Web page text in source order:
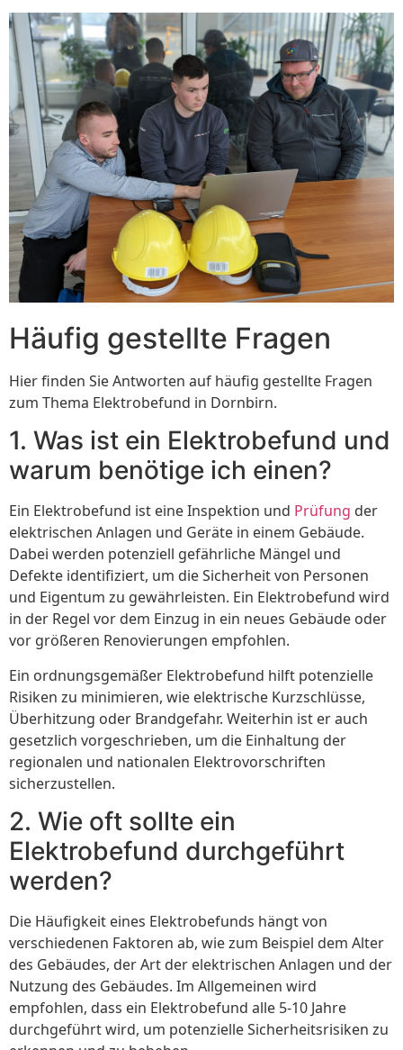
Häufig gestellte Fragen
Hier finden Sie Antworten auf häufig gestellte Fragen
zum Thema Elektrobefund in Dornbirn.
1. Was ist ein Elektrobefund und
warum benötige ich einen?
Ein Elektrobefund ist eine Inspektion und Prüfung der
elektrischen Anlagen und Geräte in einem Gebäude.
Dabei werden potenziell gefährliche Mängel und
Defekte identifiziert, um die Sicherheit von Personen
und Eigentum zu gewährleisten. Ein Elektrobefund wird
in der Regel vor dem Einzug in ein neues Gebäude oder
vor größeren Renovierungen empfohlen.
Ein ordnungsgemäßer Elektrobefund hilft potenzielle
Risiken zu minimieren, wie elektrische Kurzschlüsse,
Überhitzung oder Brandgefahr. Weiterhin ist er auch
gesetzlich vorgeschrieben, um die Einhaltung der
regionalen und nationalen Elektrovorschriften
sicherzustellen.
2. Wie oft sollte ein
Elektrobefund durchgeführt
werden?
Die Häufigkeit eines Elektrobefunds hängt von
verschiedenen Faktoren ab, wie zum Beispiel dem Alter
des Gebäudes, der Art der elektrischen Anlagen und der
Nutzung des Gebäudes. Im Allgemeinen wird
empfohlen, dass ein Elektrobefund alle 5-10 Jahre
durchgeführt wird, um potenzielle Sicherheitsrisiken zu